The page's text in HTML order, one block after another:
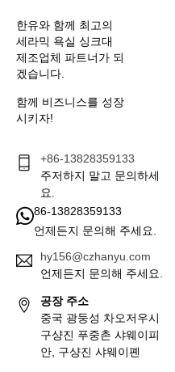
한유와 함께 최고의
세라믹 욕실 싱크대
제조업체 파트너가 되
겠습니다.
함께 비즈니스를 성장
시키자!
+86-13828359133
주저하지 말고 문의하세
요.
86-13828359133
언제든지 문의해 주세요.
hy156@czhanyu.com
언제든지 문의해 주세요.
공장 주소
중국 광둥성 차오저우시
구샹진 푸중촌 샤웨이피
안, 구샹진 샤웨이폔